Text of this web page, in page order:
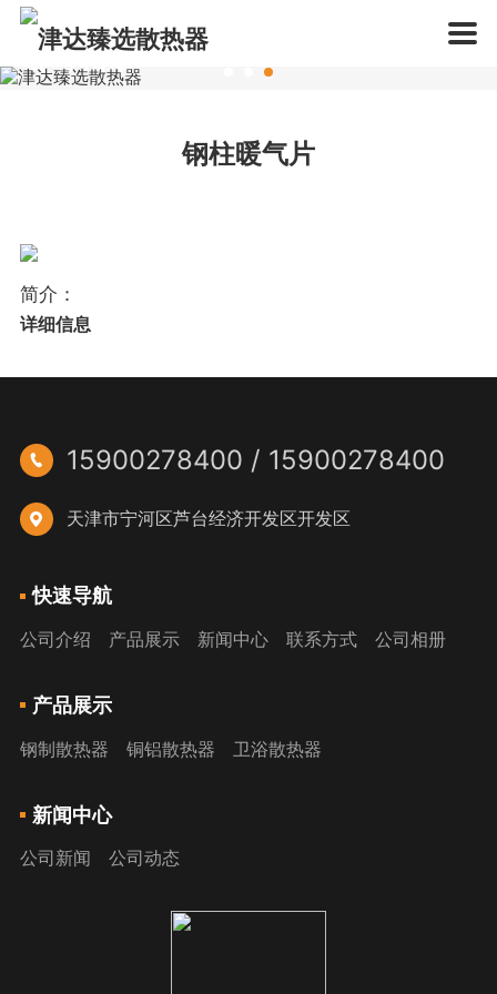
企业概况 联系方式
公司相册
钢柱暖气片
简介：
详细信息
 15900278400 / 15900278400
 天津市宁河区芦台经济开发区开发区
快速导航
公司介绍 产品展示 新闻中心 联系方式 公司相册
产品展示
钢制散热器 铜铝散热器 卫浴散热器
新闻中心
公司新闻 公司动态